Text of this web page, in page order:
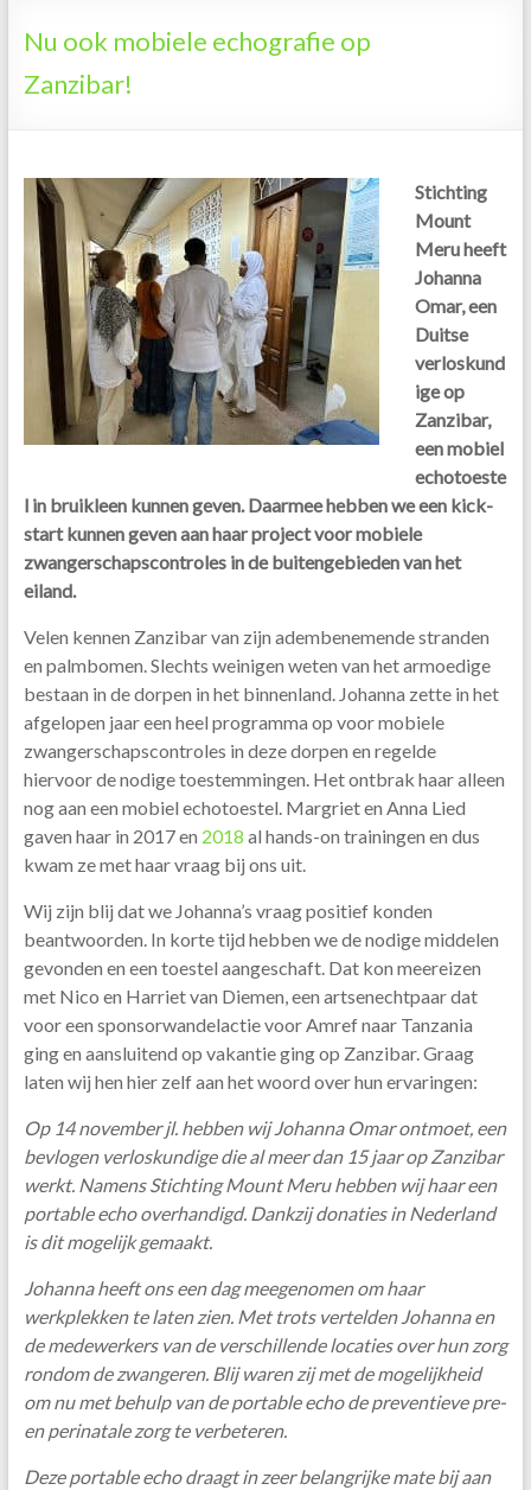
Nu ook mobiele echografie op
Zanzibar!
Stichting
Mount
Meru heeft
Johanna
Omar, een
Duitse
verloskund
ige op
Zanzibar,
een mobiel
echotoeste
l in bruikleen kunnen geven. Daarmee hebben we een kick-
start kunnen geven aan haar project voor mobiele
zwangerschapscontroles in de buitengebieden van het
eiland.
Velen kennen Zanzibar van zijn adembenemende stranden
en palmbomen. Slechts weinigen weten van het armoedige
bestaan in de dorpen in het binnenland. Johanna zette in het
afgelopen jaar een heel programma op voor mobiele
zwangerschapscontroles in deze dorpen en regelde
hiervoor de nodige toestemmingen. Het ontbrak haar alleen
nog aan een mobiel echotoestel. Margriet en Anna Lied
gaven haar in 2017 en 2018 al hands-on trainingen en dus
kwam ze met haar vraag bij ons uit.
Wij zijn blij dat we Johanna’s vraag positief konden
beantwoorden. In korte tijd hebben we de nodige middelen
gevonden en een toestel aangeschaft. Dat kon meereizen
met Nico en Harriet van Diemen, een artsenechtpaar dat
voor een sponsorwandelactie voor Amref naar Tanzania
ging en aansluitend op vakantie ging op Zanzibar. Graag
laten wij hen hier zelf aan het woord over hun ervaringen:
Op 14 november jl. hebben wij Johanna Omar ontmoet, een
bevlogen verloskundige die al meer dan 15 jaar op Zanzibar
werkt. Namens Stichting Mount Meru hebben wij haar een
portable echo overhandigd. Dankzij donaties in Nederland
is dit mogelijk gemaakt.
Johanna heeft ons een dag meegenomen om haar
werkplekken te laten zien. Met trots vertelden Johanna en
de medewerkers van de verschillende locaties over hun zorg
rondom de zwangeren. Blij waren zij met de mogelijkheid
om nu met behulp van de portable echo de preventieve pre-
en perinatale zorg te verbeteren.
Deze portable echo draagt in zeer belangrijke mate bij aan